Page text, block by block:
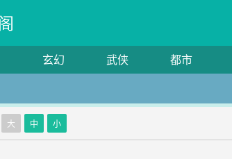
玄幻 武侠 都市
大 中 小